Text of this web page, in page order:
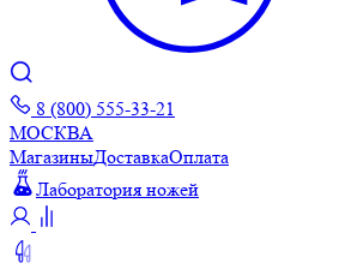
8 (800) 555-33-21
МОСКВА
МагазиныДоставкаОплата
Лаборатория ножей